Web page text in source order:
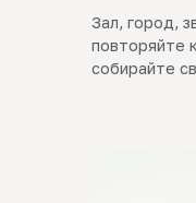
Зал, город,
повторяйте
собирайте